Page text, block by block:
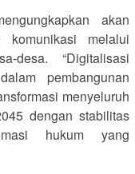
akan
komunikasi melalui
desa. “Digitalisasi
pembangunan
menyeluruh
dengan stabilitas
hukum yang